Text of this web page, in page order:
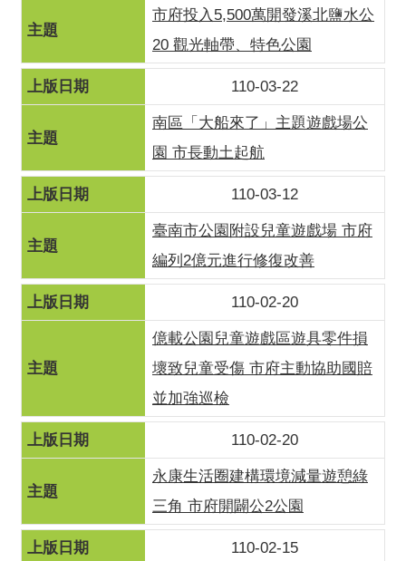
市府投入5,500萬開發溪北鹽水公
20 觀光軸帶、特色公園
110-03-22
南區「大船來了」主題遊戲場公
園 市長動土起航
110-03-12
臺南市公園附設兒童遊戲場 市府
編列2億元進行修復改善
110-02-20
億載公園兒童遊戲區遊具零件損
壞致兒童受傷 市府主動協助國賠
並加強巡檢
110-02-20
永康生活圈建構環境減量遊憩綠
三角 市府開闢公2公園
110-02-15